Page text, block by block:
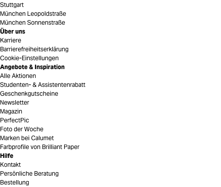
Stuttgart
München Leopoldstraße
München Sonnenstraße
Über uns
Karriere
Barrierefreiheitserklärung
Cookie-Einstellungen
Angebote & Inspiration
Alle Aktionen
Studenten- & Assistentenrabatt
Geschenkgutscheine
Newsletter
Magazin
PerfectPic
Foto der Woche
Marken bei Calumet
Farbprofile von Brilliant Paper
Hilfe
Kontakt
Persönliche Beratung
Bestellung